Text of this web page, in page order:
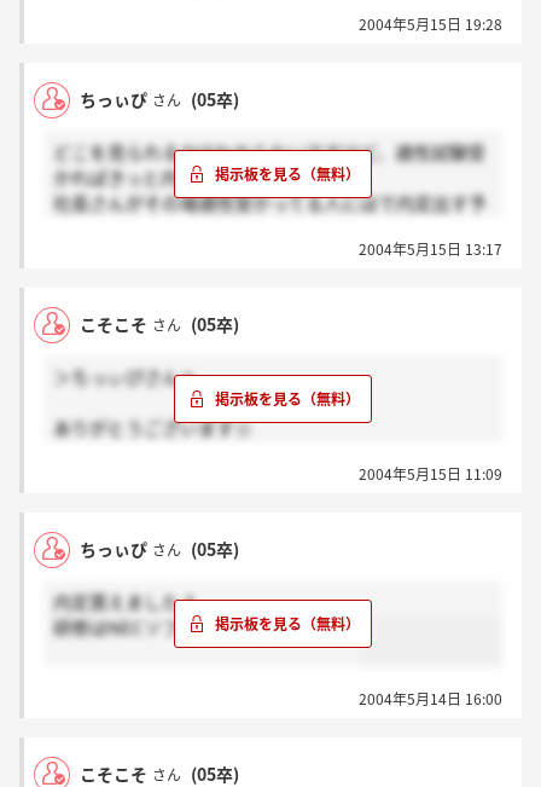
がないと内定くれないんですね、きっと。＞＜
ちぃっぴさんも内定もらったんですよね、
うらやましいです＾＾；
立ち入った質問かもしれませんが、入社しますか？
差し支えなければ、教えてください☆
2004年5月15日 19:28
ちっぃぴ さん (05卒)
どこを見られるかはわからないですけど、適性試験受
かればきっと内定貰えると思います。
社長さんがその場適性受かってる人にはで内定出す予
2004年5月15日 13:17
こそこそ さん (05卒)
＞ちっぃぴさんへ
ありがとうございます☆
内定おめでとうございます！！
ここって結構倍率高いって聞きましたけど、内定もら
どういうところを見られるのでしょうか？
2004年5月15日 11:09
ちっぃぴ さん (05卒)
内定貰えましたよ。
研修はNECソフトの本社らしいです。
2004年5月14日 16:00
こそこそ さん (05卒)